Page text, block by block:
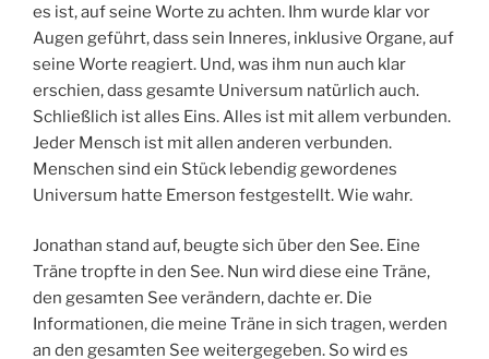
es ist, auf seine Worte zu achten. Ihm wurde klar vor
Augen geführt, dass sein Inneres, inklusive Organe, auf
seine Worte reagiert. Und, was ihm nun auch klar
erschien, dass gesamte Universum natürlich auch.
Schließlich ist alles Eins. Alles ist mit allem verbunden.
Jeder Mensch ist mit allen anderen verbunden.
Menschen sind ein Stück lebendig gewordenes
Universum hatte Emerson festgestellt. Wie wahr.
Jonathan stand auf, beugte sich über den See. Eine
Träne tropfte in den See. Nun wird diese eine Träne,
den gesamten See verändern, dachte er. Die
Informationen, die meine Träne in sich tragen, werden
an den gesamten See weitergegeben. So wird es